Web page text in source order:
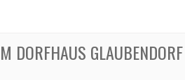
DORFHAUS GLAUBENDORF